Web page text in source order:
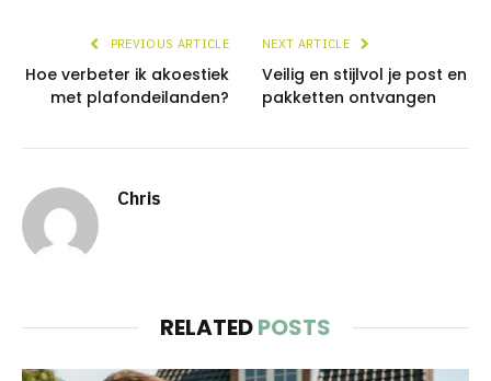
PREVIOUS ARTICLE
Hoe verbeter ik akoestiek
met plafondeilanden?
NEXT ARTICLE
Veilig en stijlvol je post en
pakketten ontvangen
Chris
RELATEDPOSTS